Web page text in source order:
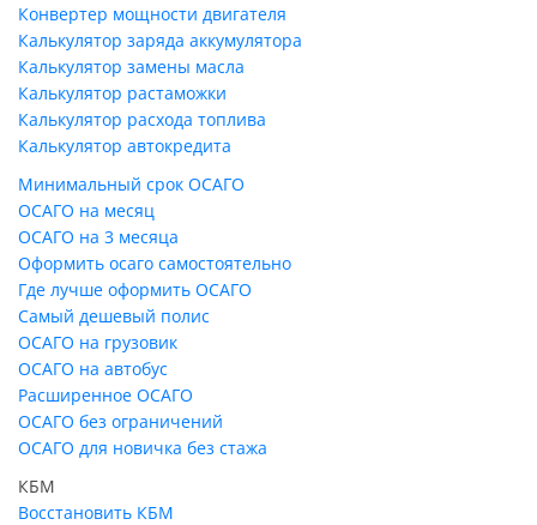
Конвертер мощности двигателя
Калькулятор заряда аккумулятора
Калькулятор замены масла
Калькулятор растаможки
Калькулятор расхода топлива
Калькулятор автокредита
Минимальный срок ОСАГО
ОСАГО на месяц
ОСАГО на 3 месяца
Оформить осаго самостоятельно
Где лучше оформить ОСАГО
Самый дешевый полис
ОСАГО на грузовик
ОСАГО на автобус
Расширенное ОСАГО
ОСАГО без ограничений
ОСАГО для новичка без стажа
КБМ
Восстановить КБМ